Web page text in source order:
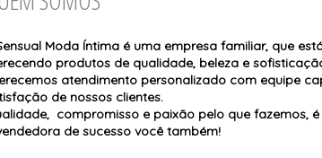
Moda Íntima é uma empresa familiar, que
produtos de qualidade, beleza e
atendimento personalizado com equipe
de nossos clientes.
compromisso e paixão pelo que fazemos,
de sucesso você também!